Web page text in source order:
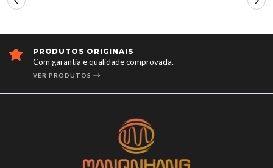
PRODUTOS ORIGINAIS
Com garantia e qualidade comprovada.
VER PRODUTOS